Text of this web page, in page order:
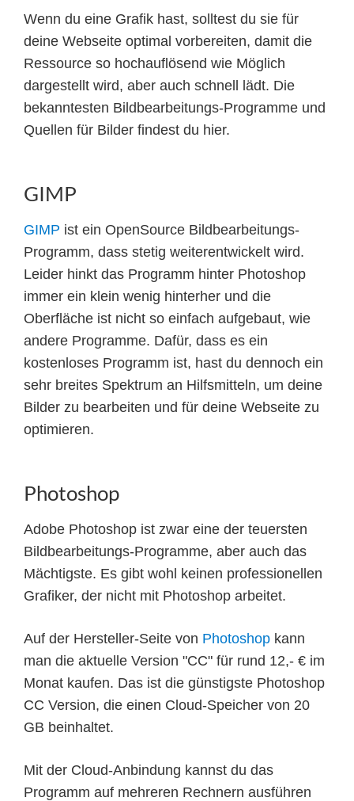
Wenn du eine Grafik hast, solltest du sie für
deine Webseite optimal vorbereiten, damit die
Ressource so hochauflösend wie Möglich
dargestellt wird, aber auch schnell lädt. Die
bekanntesten Bildbearbeitungs-Programme und
Quellen für Bilder findest du hier.
GIMP
GIMP ist ein OpenSource Bildbearbeitungs-
Programm, dass stetig weiterentwickelt wird.
Leider hinkt das Programm hinter Photoshop
immer ein klein wenig hinterher und die
Oberfläche ist nicht so einfach aufgebaut, wie
andere Programme. Dafür, dass es ein
kostenloses Programm ist, hast du dennoch ein
sehr breites Spektrum an Hilfsmitteln, um deine
Bilder zu bearbeiten und für deine Webseite zu
optimieren.
Photoshop
Adobe Photoshop ist zwar eine der teuersten
Bildbearbeitungs-Programme, aber auch das
Mächtigste. Es gibt wohl keinen professionellen
Grafiker, der nicht mit Photoshop arbeitet.
Auf der Hersteller-Seite von Photoshop kann
man die aktuelle Version "CC" für rund 12,- € im
Monat kaufen. Das ist die günstigste Photoshop
CC Version, die einen Cloud-Speicher von 20
GB beinhaltet.
Mit der Cloud-Anbindung kannst du das
Programm auf mehreren Rechnern ausführen